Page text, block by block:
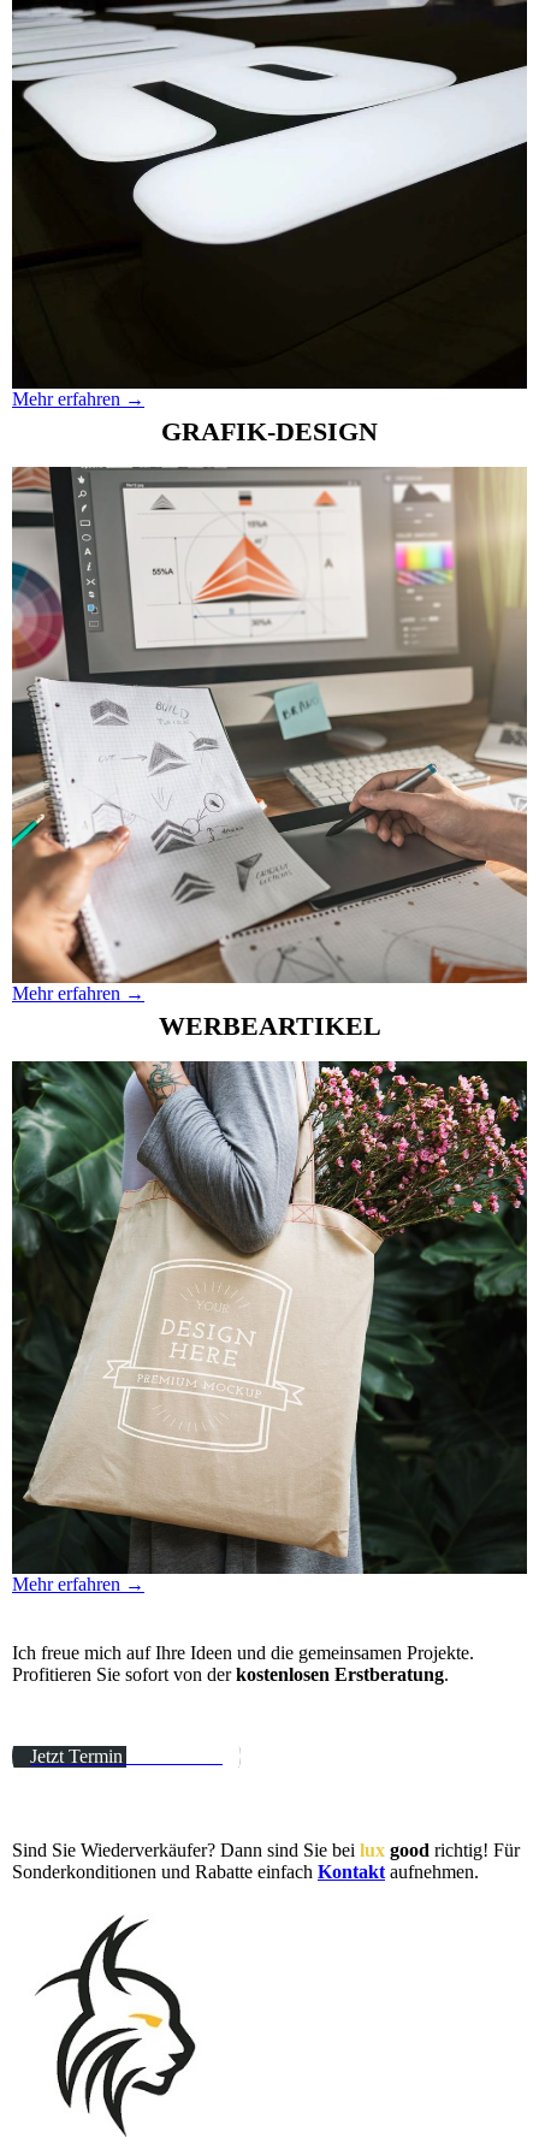
Mehr erfahren →
GRAFIK-DESIGN
Mehr erfahren →
WERBEARTIKEL
Mehr erfahren →
Ich freue mich auf Ihre Ideen und die gemeinsamen Projekte.
Profitieren Sie sofort von derkostenlosen Erstberatung.
Jetzt Termin vereinbaren!
Sind Sie Wiederverkäufer? Dann sind Sie bei lux good richtig! Für
Sonderkonditionen und Rabatte einfach Kontaktaufnehmen.